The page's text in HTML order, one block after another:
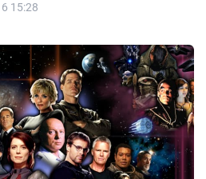
15:28